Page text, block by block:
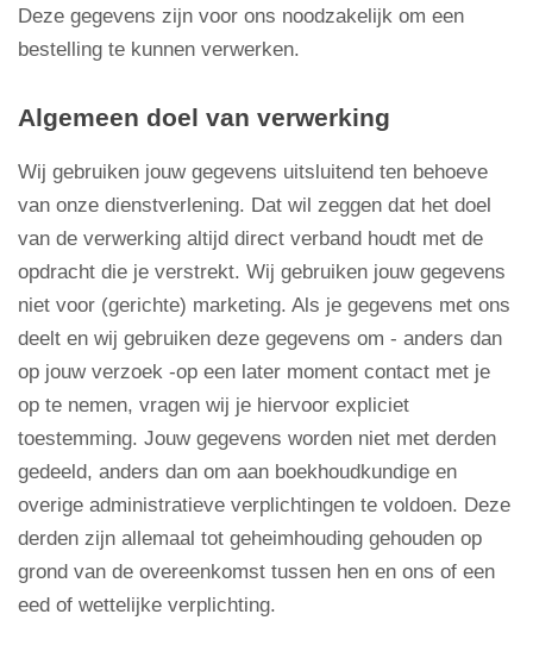
Deze gegevens zijn voor ons noodzakelijk om een
bestelling te kunnen verwerken.
Algemeen doel van verwerking
Wij gebruiken jouw gegevens uitsluitend ten behoeve
van onze dienstverlening. Dat wil zeggen dat het doel
van de verwerking altijd direct verband houdt met de
opdracht die je verstrekt. Wij gebruiken jouw gegevens
niet voor (gerichte) marketing. Als je gegevens met ons
deelt en wij gebruiken deze gegevens om - anders dan
op jouw verzoek -op een later moment contact met je
op te nemen, vragen wij je hiervoor expliciet
toestemming. Jouw gegevens worden niet met derden
gedeeld, anders dan om aan boekhoudkundige en
overige administratieve verplichtingen te voldoen. Deze
derden zijn allemaal tot geheimhouding gehouden op
grond van de overeenkomst tussen hen en ons of een
eed of wettelijke verplichting.